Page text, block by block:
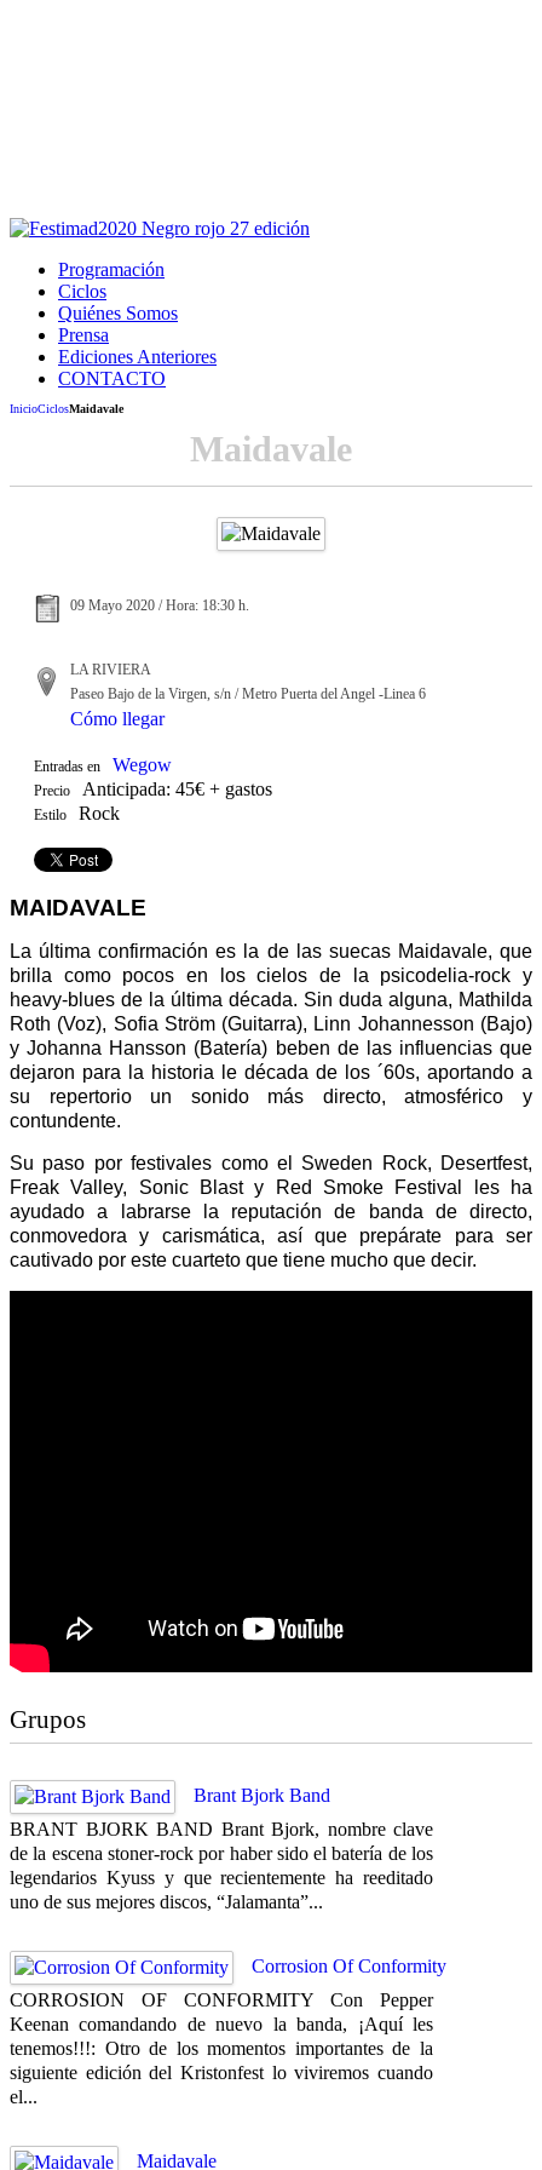
Programación
Ciclos
Quiénes Somos
Prensa
Ediciones Anteriores
CONTACTO
InicioCiclosMaidavale
Maidavale
09 Mayo 2020 / Hora: 18:30 h.
LA RIVIERA
Paseo Bajo de la Virgen, s/n / Metro Puerta del Angel -Linea 6
Cómo llegar
Entradas en Wegow
Precio Anticipada: 45€ + gastos
Estilo Rock
MAIDAVALE
La última confirmación es la de las suecas Maidavale, que
brilla como pocos en los cielos de la psicodelia-rock y
heavy-blues de la última década. Sin duda alguna, Mathilda
Roth (Voz), Sofia Ström (Guitarra), Linn Johannesson (Bajo)
y Johanna Hansson (Batería) beben de las influencias que
dejaron para la historia le década de los ´60s, aportando a
su repertorio un sonido más directo, atmosférico y
contundente.
Su paso por festivales como el Sweden Rock, Desertfest,
Freak Valley, Sonic Blast y Red Smoke Festival les ha
ayudado a labrarse la reputación de banda de directo,
conmovedora y carismática, así que prepárate para ser
cautivado por este cuarteto que tiene mucho que decir.
Grupos
Brant Bjork Band
BRANT BJORK BAND Brant Bjork, nombre clave
de la escena stoner-rock por haber sido el batería de los
legendarios Kyuss y que recientemente ha reeditado
uno de sus mejores discos, “Jalamanta”...
Corrosion Of Conformity
CORROSION OF CONFORMITY Con Pepper
Keenan comandando de nuevo la banda, ¡Aquí les
tenemos!!!: Otro de los momentos importantes de la
siguiente edición del Kristonfest lo viviremos cuando
el...
Maidavale